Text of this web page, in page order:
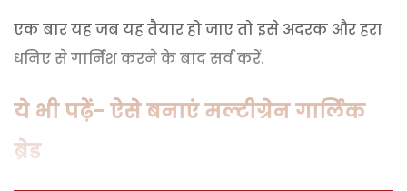
एक बार यह जब यह तैयार हो जाए तो इसे अदरक और हरा
धनिए से गार्निश करने के बाद सर्व करें.
ये भी पढ़ें- ऐसे बनाएं मल्टीग्रेन गा​र्लिक
ब्रेड